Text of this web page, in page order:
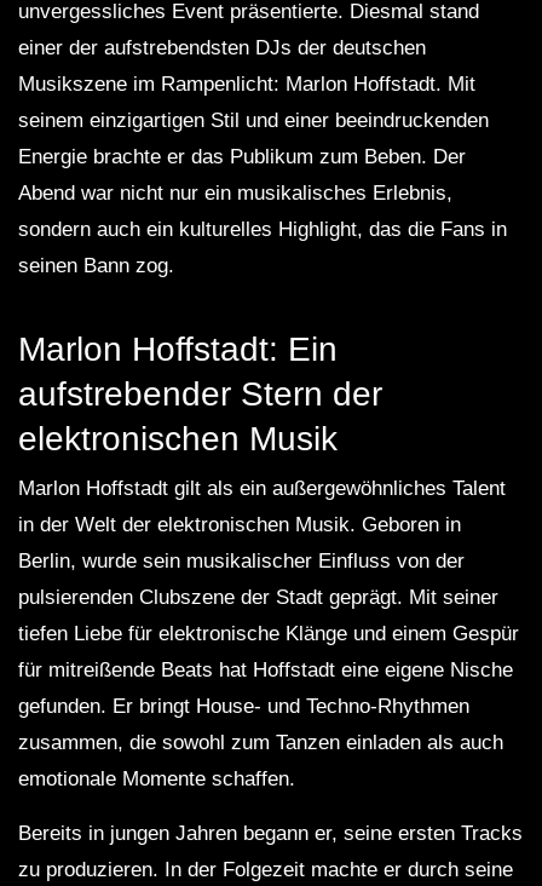
unvergessliches Event präsentierte. Diesmal stand
einer der aufstrebendsten DJs der deutschen
Musikszene im Rampenlicht: Marlon Hoffstadt. Mit
seinem einzigartigen Stil und einer beeindruckenden
Energie brachte er das Publikum zum Beben. Der
Abend war nicht nur ein musikalisches Erlebnis,
sondern auch ein kulturelles Highlight, das die Fans in
seinen Bann zog.
Marlon Hoffstadt: Ein
aufstrebender Stern der
elektronischen Musik
Marlon Hoffstadt gilt als ein außergewöhnliches Talent
in der Welt der elektronischen Musik. Geboren in
Berlin, wurde sein musikalischer Einfluss von der
pulsierenden Clubszene der Stadt geprägt. Mit seiner
tiefen Liebe für elektronische Klänge und einem Gespür
für mitreißende Beats hat Hoffstadt eine eigene Nische
gefunden. Er bringt House- und Techno-Rhythmen
zusammen, die sowohl zum Tanzen einladen als auch
emotionale Momente schaffen.
Bereits in jungen Jahren begann er, seine ersten Tracks
zu produzieren. In der Folgezeit machte er durch seine